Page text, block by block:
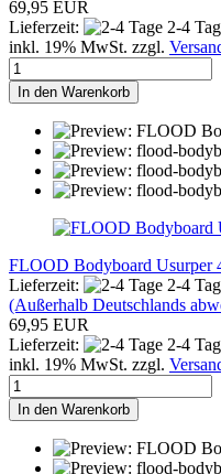
69,95 EUR
Lieferzeit:
2-4
inkl. 19% MwSt. zzgl.
In den Warenkorb
FLOOD Bodyboard Usurper
Lieferzeit:
2-4
(Außerhalb Deutschlands
69,95 EUR
Lieferzeit:
2-4
inkl. 19% MwSt. zzgl.
In den Warenkorb